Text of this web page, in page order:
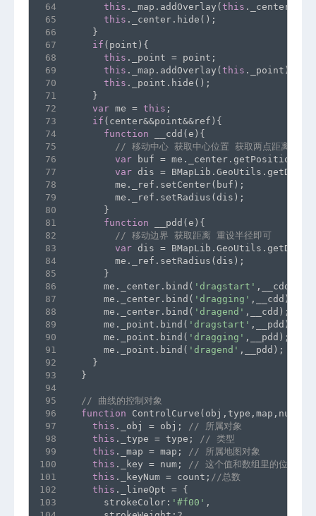
64
65
66
67
68
69
70
71
72
73
74
75
76
77
78
79
80
81
82
83
84
85
86
87
88
89
90
91
92
93
94
95
96
97
98
99
100
101
102
103
this ._map.addOverlay(this ._center);
this ._center.hide();
    }
if (point){
this ._point = point;
this ._map.addOverlay(this ._point);
this ._point.hide();
    }
var me = this ;
if (center&&point&&ref){
function __cdd(e){
// 移动中心 获取中心位置 获取两点距离 重设
var buf = me._center.getPosition();
var dis =
        me._ref.setCenter(buf);
        me._ref.setRadius(dis);
      }
function __pdd(e){
// 移动边界 获取距离 重设半径即可
var dis =
        me._ref.setRadius(dis);
      }
      me._center.bind(
'dragstart' ,__cdd);
      me._center.bind(
'dragging' ,__cdd);
      me._center.bind(
'dragend' ,__cdd);
      me._point.bind(
'dragstart' ,__pdd);
      me._point.bind(
'dragging' ,__pdd);
      me._point.bind(
'dragend' ,__pdd);
    }
  }
// 曲线的控制对象
function
this ._obj = obj;
// 所属对象
this ._type = type;
// 类型
this ._map = map;
// 所属地图对象
this ._key = num;
// 这个值和数组里的位置对应
this ._keyNum = count; //总数
this ._lineOpt = {
      strokeColor:
'#f00' ,